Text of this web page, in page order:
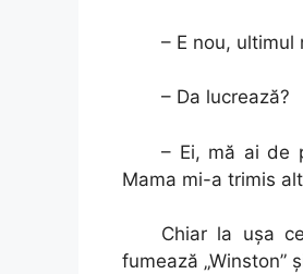
– E nou,
– Da lucrează?
– Ei, mă ai de
Mama mi-a trimis
Chiar la uşa
fumează